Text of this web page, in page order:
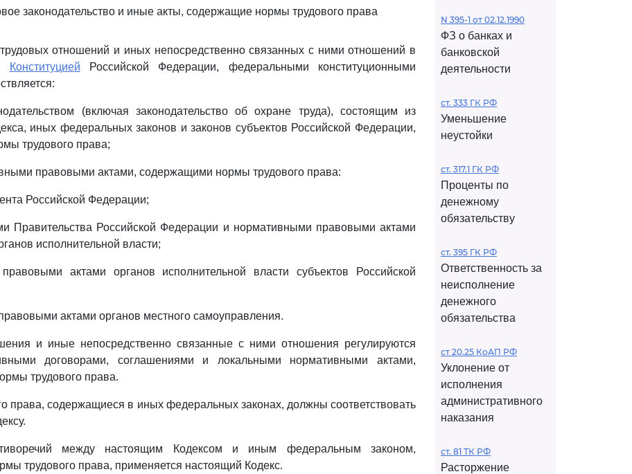
законодательство и иные акты, содержащие нормы трудового права
отношений и иных непосредственно связанных с ними отношений в
Конституцией Российской Федерации, федеральными конституционными
(включая законодательство об охране труда), состоящим из
иных федеральных законов и законов субъектов Российской Федерации,
трудового права;
правовыми актами, содержащими нормы трудового права:
Российской Федерации;
Правительства Российской Федерации и нормативными правовыми актами
исполнительной власти;
актами органов исполнительной власти субъектов Российской
актами органов местного самоуправления.
и иные непосредственно связанные с ними отношения регулируются
договорами, соглашениями и локальными нормативными актами,
трудового права.
права, содержащиеся в иных федеральных законах, должны соответствовать
между настоящим Кодексом и иным федеральным законом,
трудового права, применяется настоящий Кодекс.
N 395-1 от 02.12.1990
ФЗ о банках и
банковской
деятельности
ст. 333 ГК РФ
Уменьшение
неустойки
ст. 317.1 ГК РФ
Проценты по
денежному
обязательству
ст. 395 ГК РФ
Ответственность за
неисполнение
денежного
обязательства
ст 20.25 КоАП РФ
Уклонение от
исполнения
административного
наказания
ст. 81 ТК РФ
Расторжение